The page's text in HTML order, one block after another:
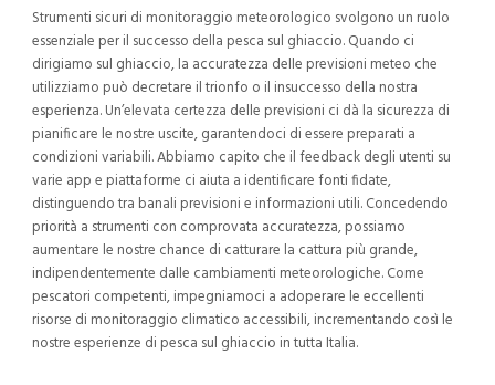
Strumenti sicuri di monitoraggio meteorologico svolgono un ruolo
essenziale per il successo della pesca sul ghiaccio. Quando ci
dirigiamo sul ghiaccio, la accuratezza delle previsioni meteo che
utilizziamo può decretare il trionfo o il insuccesso della nostra
esperienza. Un’elevata certezza delle previsioni ci dà la sicurezza di
pianificare le nostre uscite, garantendoci di essere preparati a
condizioni variabili. Abbiamo capito che il feedback degli utenti su
varie app e piattaforme ci aiuta a identificare fonti fidate,
distinguendo tra banali previsioni e informazioni utili. Concedendo
priorità a strumenti con comprovata accuratezza, possiamo
aumentare le nostre chance di catturare la cattura più grande,
indipendentemente dalle cambiamenti meteorologiche. Come
pescatori competenti, impegniamoci a adoperare le eccellenti
risorse di monitoraggio climatico accessibili, incrementando così le
nostre esperienze di pesca sul ghiaccio in tutta Italia.